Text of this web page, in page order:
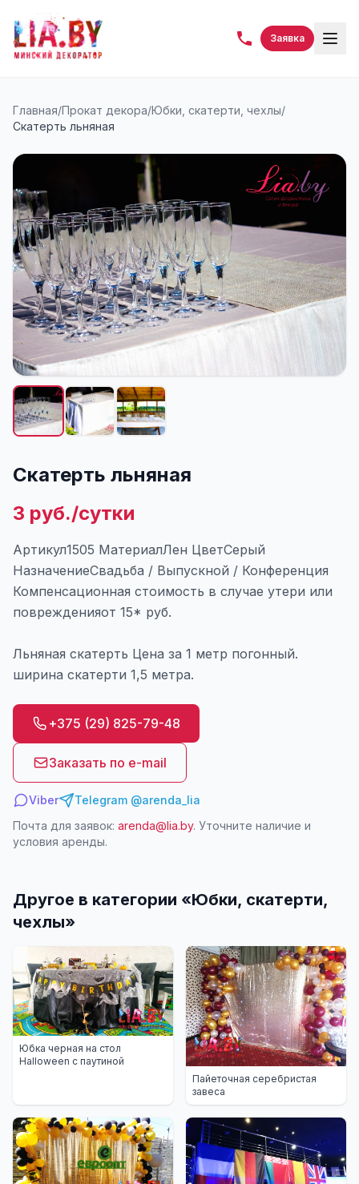
Заявка
Главная/Прокат декора/Юбки, скатерти, чехлы/
Скатерть льняная
Скатерть льняная
3 руб./сутки
Артикул1505 МатериалЛен ЦветСерый
НазначениеСвадьба / Выпускной / Конференция
Компенсационная стоимость в случае утери или
поврежденияот 15* руб.
Льняная скатерть Цена за 1 метр погонный.
ширина скатерти 1,5 метра.
+375 (29) 825-79-48
Заказать по e-mail
Viber
Telegram @arenda_lia
Почта для заявок: arenda@lia.by. Уточните наличие и
условия аренды.
Другое в категории «Юбки, скатерти,
чехлы»
Юбка черная на стол
Halloween с паутиной
Пайеточная серебристая
завеса